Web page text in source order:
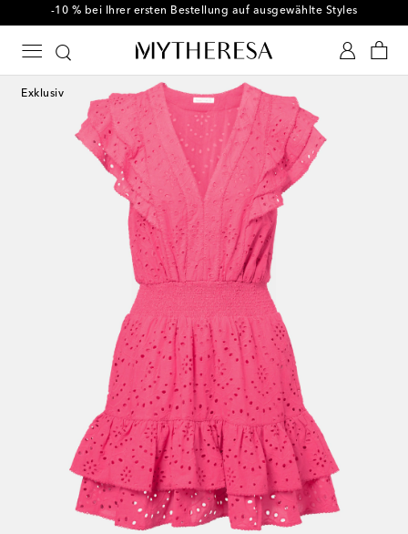
-10 % bei Ihrer ersten Bestellung auf ausgewählte Styles
Exklusiv